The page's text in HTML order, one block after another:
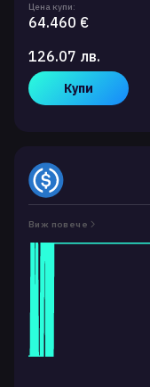
Цена купи:
64.460 €
126.07 лв.
Купи
Виж повече